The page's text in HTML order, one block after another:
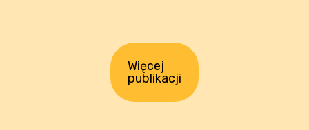
Więcej
publikacji